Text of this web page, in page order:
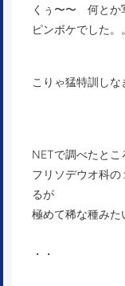
くぅ〜〜 何とか
ピンボケでした。
こりゃ猛特訓しな
NETで調べたとこ
フリソデウオ科
るが
極めて稀な種みた
・・